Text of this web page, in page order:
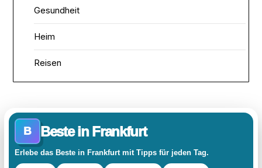
Gesundheit
Heim
Reisen
B Beste in Frankfurt
Erlebe das Beste in Frankfurt mit Tipps für jeden Tag.